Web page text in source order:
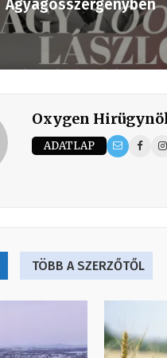
Agyagosszergényben
Oxygen
ADATLAP
TÖBB A SZERZŐTŐL